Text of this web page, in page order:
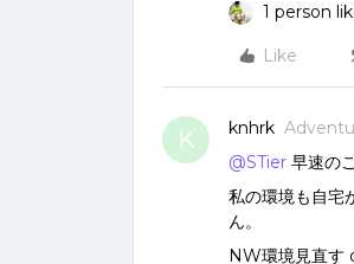
1 person
Like
K knhrk
@STier 早速の
私の環境も自宅
ん。
NW環境見直す